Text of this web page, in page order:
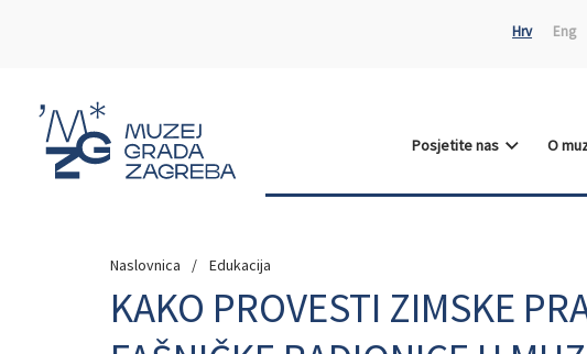
Hrv Eng
Posjetite nas O
Naslovnica Edukacija
KAKO PROVESTI ZIMSKE